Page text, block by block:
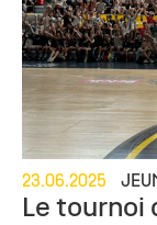
23.06.2025
Le tournoi